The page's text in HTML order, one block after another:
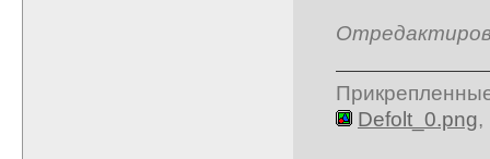
Defolt_0.png,